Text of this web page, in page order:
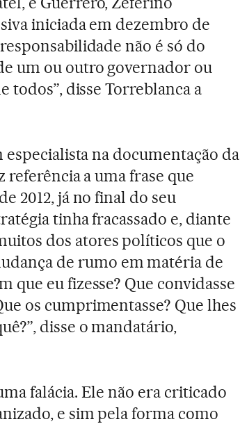
iniciada em dezembro de
não é só do
um ou outro governador ou
todos”, disse Torreblanca a
na documentação da
a uma frase que
2012, já no final do seu
tinha fracassado e, diante
dos atores políticos que o
de rumo em matéria de
que eu fizesse? Que convidasse
os cumprimentasse? Que lhes
disse o mandatário,
falácia. Ele não era criticado
e sim pela forma como